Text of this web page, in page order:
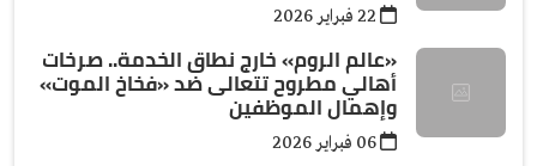
«عالم الروم» خارج نطاق الخدمة.. صرخات
أهالي مطروح تتعالى ضد «فخاخ الموت»
وإهمال الموظفين